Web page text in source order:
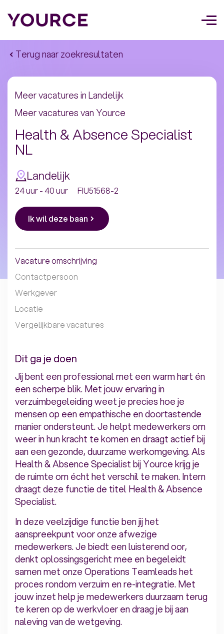
Terug naar zoekresultaten
Meer vacatures inLandelijk
Meer vacatures van Yource
Health & Absence Specialist
NL
Landelijk
24 uur - 40 uur FIU51568-2
Ik wil deze baan
Vacature omschrijving
Contactpersoon
Werkgever
Locatie
Vergelijkbare vacatures
Dit ga je doen
Jij bent een professional met een warm hart én
een scherpe blik. Met jouw ervaring in
verzuimbegeleiding weet je precies hoe je
mensen op een empathische en doortastende
manier ondersteunt. Je helpt medewerkers om
weer in hun kracht te komen en draagt actief bij
aan een gezonde, duurzame werkomgeving. Als
Health & Absence Specialist bij Yource krijg je
de ruimte om écht het verschil te maken. Intern
draagt deze functie de titel Health & Absence
Specialist.
In deze veelzijdige functie ben jij het
aanspreekpunt voor onze afwezige
medewerkers. Je biedt een luisterend oor,
denkt oplossingsgericht mee en begeleidt
samen met onze Operations Teamleads het
proces rondom verzuim en re-integratie. Met
jouw inzet help je medewerkers duurzaam terug
te keren op de werkvloer en draag je bij aan
naleving van de wetgeving.